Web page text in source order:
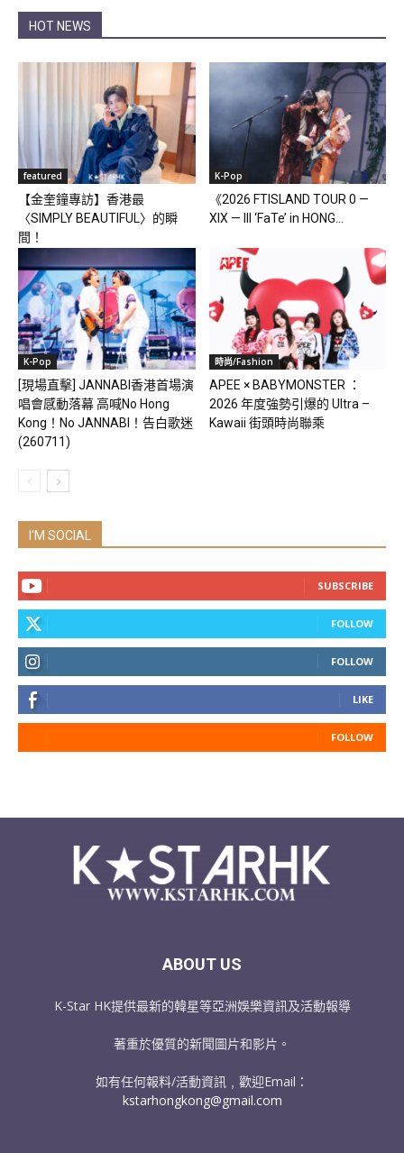
HOT NEWS
featured
【金奎鐘專訪】香港最
〈SIMPLY BEAUTIFUL〉的瞬
間！
K-Pop
《2026 FTISLAND TOUR 0 —
XIX — III ‘FaTe’ in HONG...
K-Pop
[現場直擊] JANNABI香港首場演
唱會感動落幕 高喊No Hong
Kong！No JANNABI！告白歌迷
(260711)
時尚/Fashion
APEE × BABYMONSTER ：
2026 年度強勢引爆的 Ultra –
Kawaii 街頭時尚聯乘
I'M SOCIAL
SUBSCRIBE
FOLLOW
FOLLOW
LIKE
FOLLOW
ABOUT US
K-Star HK提供最新的韓星等亞洲娛樂資訊及活動報導
著重於優質的新聞圖片和影片。
如有任何報料/活動資訊﹐歡迎Email：
kstarhongkong@gmail.com